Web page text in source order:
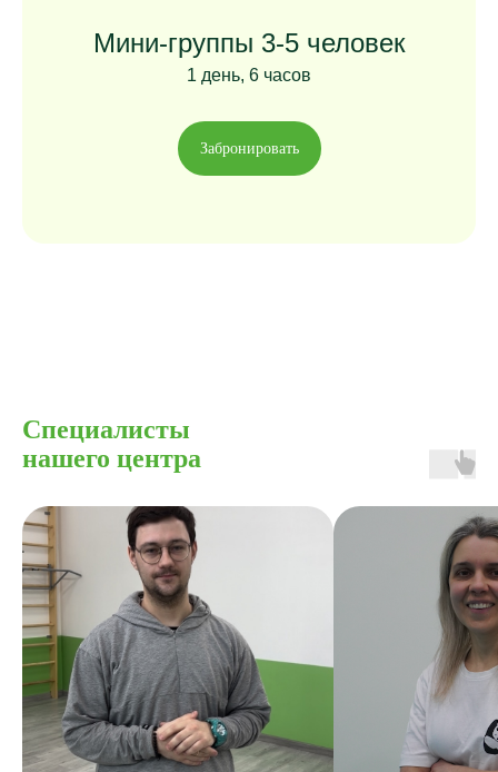
Мини-группы 3-5 человек
1 день, 6 часов
Забронировать
Специалисты
нашего центра